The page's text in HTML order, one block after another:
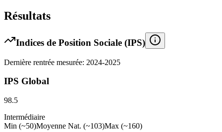
Résultats
Indices de Position Sociale (IPS)
Dernière rentrée mesurée: 2024-2025
IPS Global
98.5
Intermédiaire
Min (~50)Moyenne Nat. (~103)Max (~160)